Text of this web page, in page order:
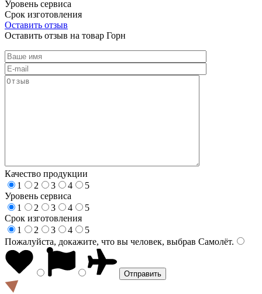
Уровень сервиса
Срок изготовления
Оставить отзыв
Оставить отзыв на товар Горн
Качество продукции
1
2 3 4
5
Уровень сервиса
1
2 3 4
5
Срок изготовления
1
2 3 4
5
Пожалуйста, докажите, что вы человек, выбрав Самолёт.